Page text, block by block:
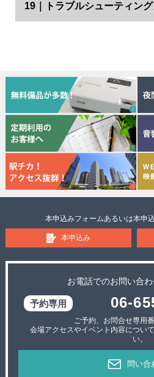
19｜トラブルシューティン
本申込みフォームあるいは本申
本申込み
お電話でのお問い合
06-
ご予約、お問合せ専用
会場アクセスやイベント内容につい
い。
問い合